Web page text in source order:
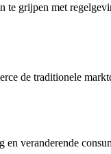
grijpen met
de traditionele
veranderende